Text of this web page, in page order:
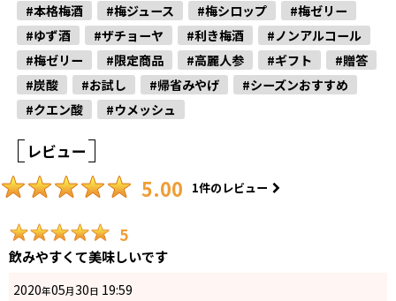
#本格梅酒
#梅ジュース #梅シロップ
#梅ゼリー
#ゆず酒
#ザチョーヤ #利き梅酒
#ノンアルコール
#梅ゼリー
#限定商品 #高麗人参 #ギフト
#贈答
#炭酸
#お試し #帰省みやげ
#シーズンおすすめ
#クエン酸
#ウメッシュ
レビュー
5.00 1件のレビュー
5
飲みやすくて美味しいです
2020年05月30日 19:59